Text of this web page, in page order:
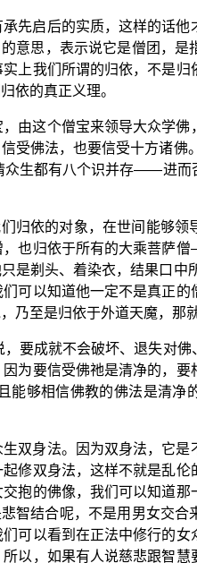
先启后的实质，这样的话
的意思，表示说它是僧团，是
上我们所谓的归依，不是
依的真正义理。
由这个僧宝来领导大众学
佛法，也要信受十方诸佛
生都有八个识并存——进而
归依的对象，在世间能够
也归依于所有的大乘菩萨
是剃头、着染衣，结果口中
可以知道他一定不是真正
乃至是归依于外道天魔，那
要成就不会破坏、退失对
为要信受佛祂是清净的，
够相信佛教的佛法是清净
双身法。因为双身法，它
修双身法，这样不就是乱
抱的佛像，我们可以知道
智结合呢，不是用男女交
可以看到在正法中修行的
以，如果有人说慈悲跟智